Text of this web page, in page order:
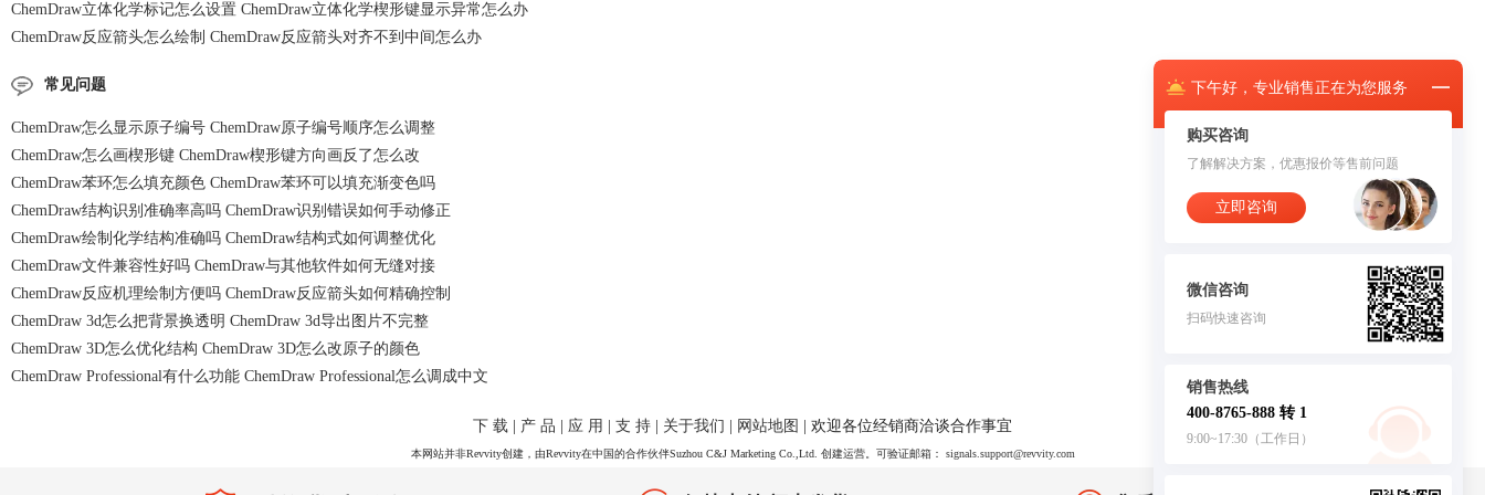
下午好， 专业销售正在为您服务
购买咨询
了解解决方案，优惠报价等售前问题
立即咨询
微信咨询
扫码快速咨询
销售热线
400-8765-888 转 1
9:00~17:30（工作日）
ChemDraw立体化学标记怎么设置 ChemDraw立体化学楔形键显示异常怎么办
ChemDraw反应箭头怎么绘制 ChemDraw反应箭头对齐不到中间怎么办
常见问题
ChemDraw怎么显示原子编号 ChemDraw原子编号顺序怎么调整
ChemDraw怎么画楔形键 ChemDraw楔形键方向画反了怎么改
ChemDraw苯环怎么填充颜色 ChemDraw苯环可以填充渐变色吗
ChemDraw结构识别准确率高吗 ChemDraw识别错误如何手动修正
ChemDraw绘制化学结构准确吗 ChemDraw结构式如何调整优化
ChemDraw文件兼容性好吗 ChemDraw与其他软件如何无缝对接
ChemDraw反应机理绘制方便吗 ChemDraw反应箭头如何精确控制
ChemDraw 3d怎么把背景换透明 ChemDraw 3d导出图片不完整
ChemDraw 3D怎么优化结构 ChemDraw 3D怎么改原子的颜色
ChemDraw Professional有什么功能 ChemDraw Professional怎么调成中文
下 载 产 品 应 用 支 持 关于我们 网站地图 | 欢迎各位经销商洽谈合作事宜
本网站并非Revvity创建，由Revvity在中国的合作伙伴Suzhou C&J Marketing Co.,Ltd. 创建运营。可验证邮箱： signals.support@revvity.com